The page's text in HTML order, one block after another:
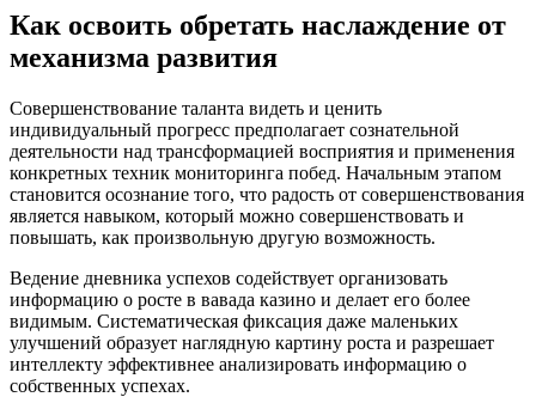
Как освоить обретать наслаждение от
механизма развития
Совершенствование таланта видеть и ценить
индивидуальный прогресс предполагает сознательной
деятельности над трансформацией восприятия и применения
конкретных техник мониторинга побед. Начальным этапом
становится осознание того, что радость от совершенствования
является навыком, который можно совершенствовать и
повышать, как произвольную другую возможность.
Ведение дневника успехов содействует организовать
информацию о росте в вавада казино и делает его более
видимым. Систематическая фиксация даже маленьких
улучшений образует наглядную картину роста и разрешает
интеллекту эффективнее анализировать информацию о
собственных успехах.